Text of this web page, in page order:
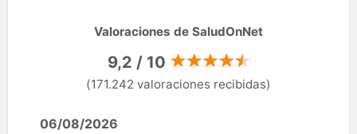
Valoraciones de SaludOnNet
9,2 / 10
(171.242 valoraciones recibidas)
06/08/2026